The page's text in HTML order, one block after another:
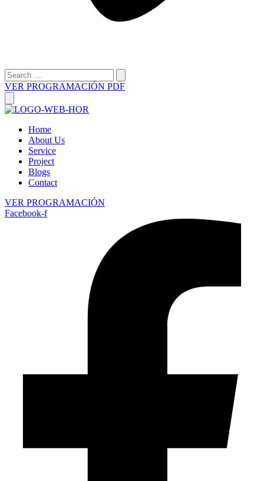
VER PROGRAMACIÓN PDF
Home
About Us
Service
Project
Blogs
Contact
VER PROGRAMACIÓN
Facebook-f